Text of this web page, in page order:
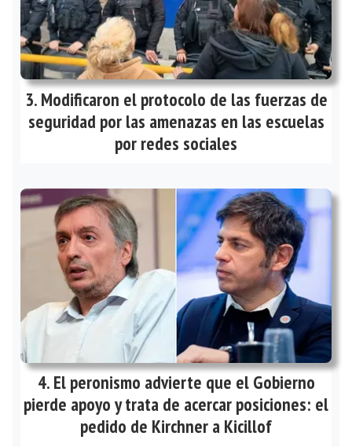
Modificaron el protocolo de las fuerzas de
seguridad por las amenazas en las escuelas
por redes sociales
El peronismo advierte que el Gobierno
pierde apoyo y trata de acercar posiciones: el
pedido de Kirchner a Kicillof